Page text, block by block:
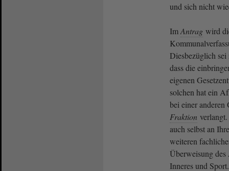
und sich nicht
ImAntrag wird
Diesbezüglich
dass die
eigenen
solchen hat ein
bei einer anderen
Fraktion
auch selbst an
weiteren
Überweisung des
Inneres und Sport.